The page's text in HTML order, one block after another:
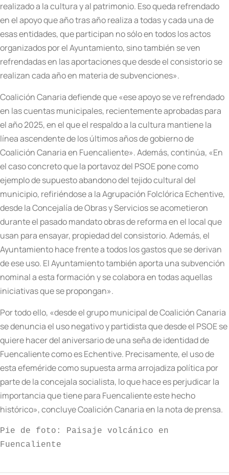
realizado a la cultura y al patrimonio. Eso queda refrendado
en el apoyo que año tras año realiza a todas y cada una de
esas entidades, que participan no sólo en todos los actos
organizados por el Ayuntamiento, sino también se ven
refrendadas en las aportaciones que desde el consistorio se
realizan cada año en materia de subvenciones».
Coalición Canaria defiende que «ese apoyo se ve refrendado
en las cuentas municipales, recientemente aprobadas para
el año 2025, en el que el respaldo a la cultura mantiene la
línea ascendente de los últimos años de gobierno de
Coalición Canaria en Fuencaliente». Además, continúa, «En
el caso concreto que la portavoz del PSOE pone como
ejemplo de supuesto abandono del tejido cultural del
municipio, refiriéndose a la Agrupación Folclórica Echentive,
desde la Concejalía de Obras y Servicios se acometieron
durante el pasado mandato obras de reforma en el local que
usan para ensayar, propiedad del consistorio. Además, el
Ayuntamiento hace frente a todos los gastos que se derivan
de ese uso. El Ayuntamiento también aporta una subvención
nominal a esta formación y se colabora en todas aquellas
iniciativas que se propongan».
Por todo ello, «desde el grupo municipal de Coalición Canaria
se denuncia el uso negativo y partidista que desde el PSOE se
quiere hacer del aniversario de una seña de identidad de
Fuencaliente como es Echentive. Precisamente, el uso de
esta efeméride como supuesta arma arrojadiza política por
parte de la concejala socialista, lo que hace es perjudicar la
importancia que tiene para Fuencaliente este hecho
histórico», concluye Coalición Canaria en la nota de prensa.
Pie de foto: Paisaje volcánico en
Fuencaliente